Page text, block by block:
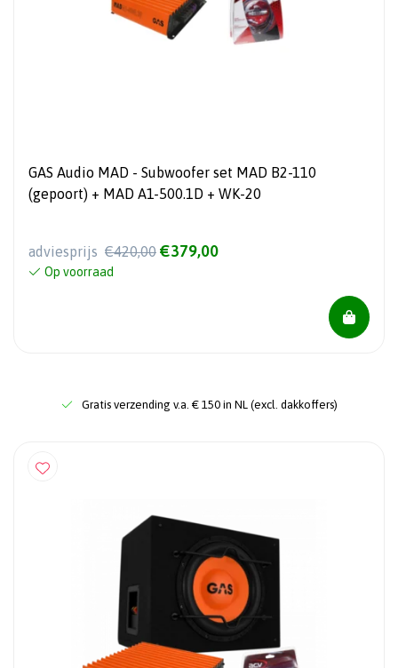
GAS Audio MAD - Subwoofer set MAD B2-110
(gepoort) + MAD A1-500.1D + WK-20
adviesprijs €420,00 €379,00
Op voorraad
Gratis verzending v.a. € 150 in NL (excl. dakkoffers)